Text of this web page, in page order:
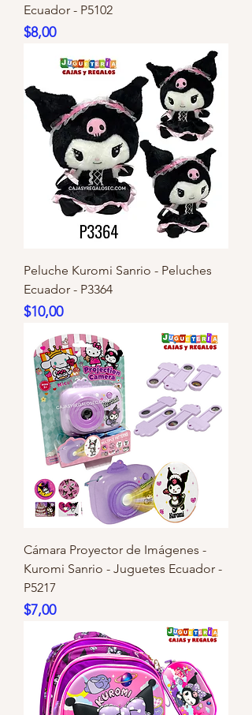
Ecuador - P5102
Precio
$8,00
Peluche Kuromi Sanrio - Peluches
Ecuador - P3364
Precio
$10,00
Cámara Proyector de Imágenes -
Kuromi Sanrio - Juguetes Ecuador -
P5217
Precio
$7,00